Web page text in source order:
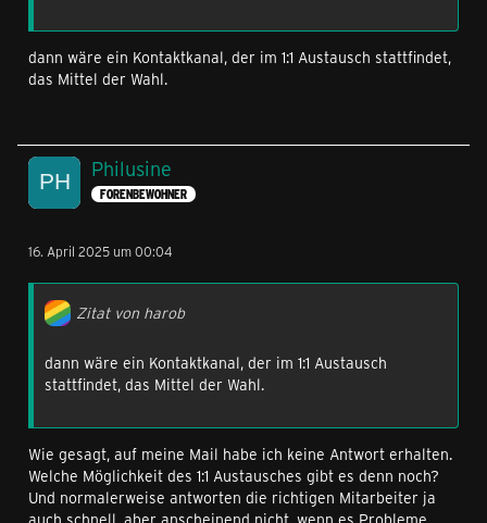
dann wäre ein Kontaktkanal, der im 1:1 Austausch stattfindet,
das Mittel der Wahl.
Philusine
FORENBEWOHNER
16. April 2025 um 00:04
Zitat von harob
dann wäre ein Kontaktkanal, der im 1:1 Austausch
stattfindet, das Mittel der Wahl.
Wie gesagt, auf meine Mail habe ich keine Antwort erhalten.
Welche Möglichkeit des 1:1 Austausches gibt es denn noch?
Und normalerweise antworten die richtigen Mitarbeiter ja